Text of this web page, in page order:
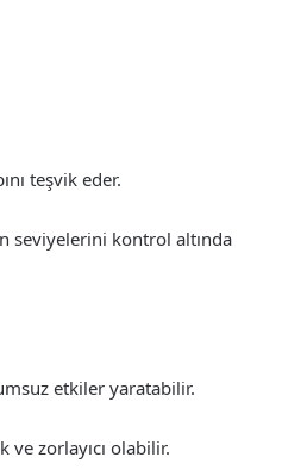
teşvik eder.
seviyelerini kontrol altında
etkiler yaratabilir.
ve zorlayıcı olabilir.